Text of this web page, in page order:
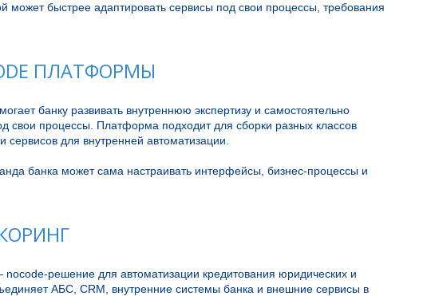
может быстрее адаптировать сервисы под свои процессы, требования
ПЛАТФОРМЫ
банку развивать внутреннюю экспертизу и самостоятельно
свои процессы. Платформа подходит для сборки разных классов
для внутренней автоматизации.
банка может сама настраивать интерфейсы, бизнес-процессы и
решение для автоматизации кредитования юридических и
АБС, CRM, внутренние системы банка и внешние сервисы в